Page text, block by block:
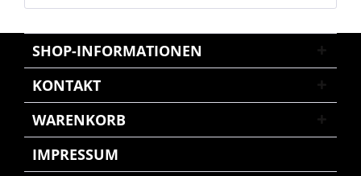
SHOP-INFORMATIONEN
KONTAKT
WARENKORB
IMPRESSUM